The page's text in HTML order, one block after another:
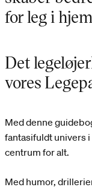
for leg i
Det
vores
Med denne
fantasifuldt univers
centrum for alt.
Med humor,